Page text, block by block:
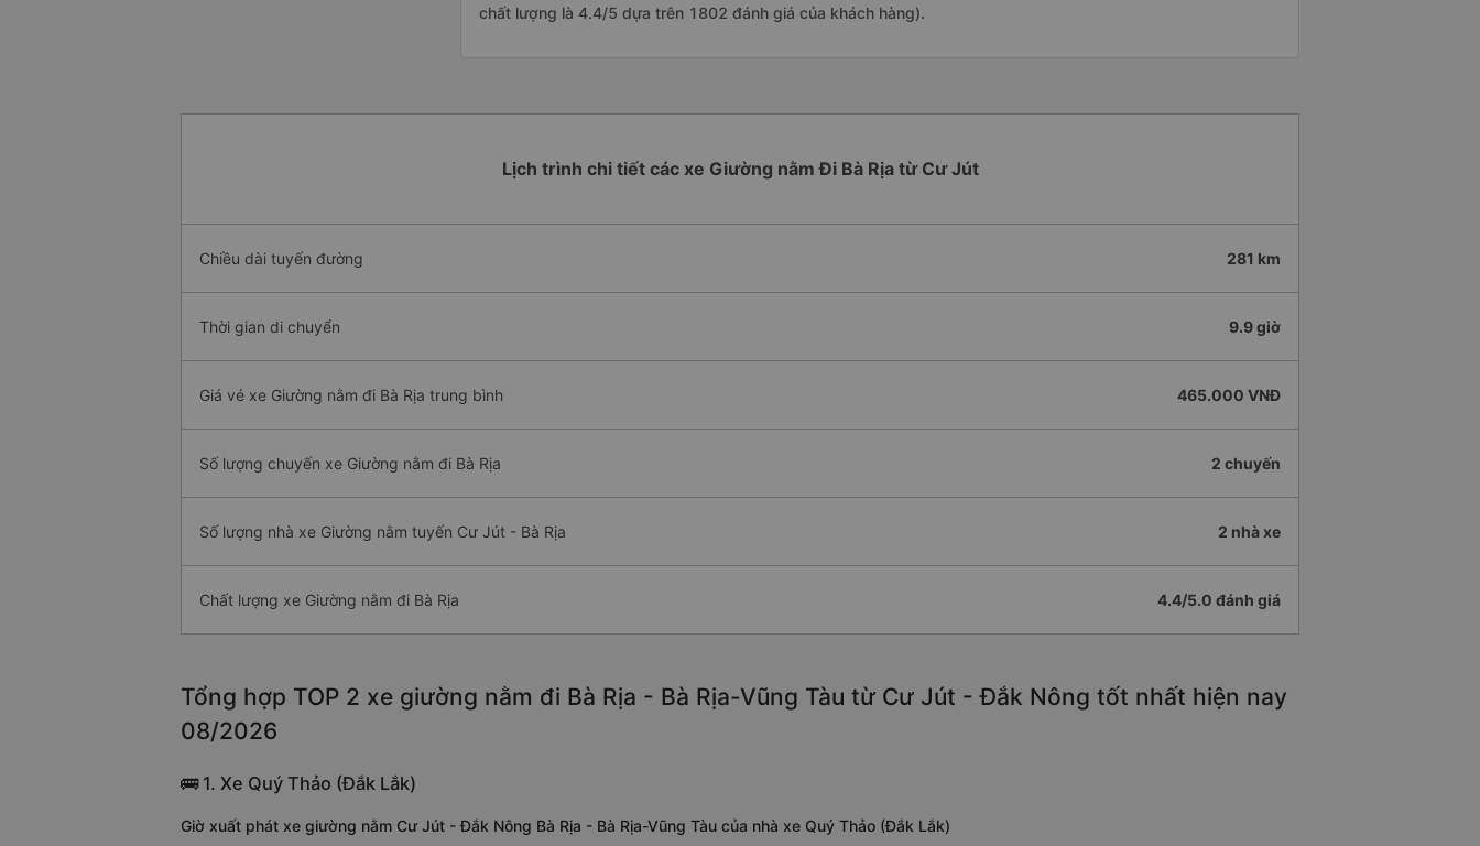
chất lượng là 4.4/5 dựa trên 1802 đánh giá của khách hàng).
Lịch trình chi tiết các xe Giường nằm Đi Bà Rịa từ Cư Jút
Chiều dài tuyến đường 281 km
Thời gian di chuyển 9.9 giờ
Giá vé xe Giường nằm đi Bà Rịa trung bình 465.000 VNĐ
Số lượng chuyến xe Giường nằm đi Bà Rịa 2 chuyến
Số lượng nhà xe Giường nằm tuyến Cư Jút - Bà Rịa 2 nhà xe
Chất lượng xe Giường nằm đi Bà Rịa 4.4/5.0 đánh giá
Tổng hợp TOP 2 xe giường nằm đi Bà Rịa - Bà Rịa-Vũng Tàu từ Cư Jút - Đắk Nông tốt nhất hiện nay
08/2026
🚌 1. Xe Quý Thảo (Đắk Lắk)
Giờ xuất phát xe giường nằm Cư Jút - Đắk Nông Bà Rịa - Bà Rịa-Vũng Tàu của nhà xe Quý Thảo (Đắk Lắk)